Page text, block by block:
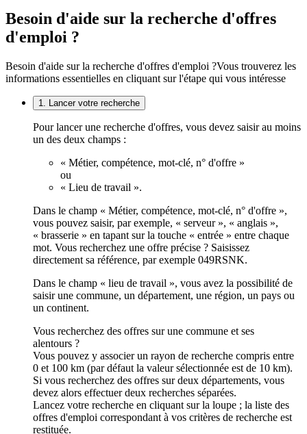
Besoin d'aide sur la recherche d'offres
d'emploi ?
Besoin d'aide sur la recherche d'offres d'emploi ?Vous trouverez les
informations essentielles en cliquant sur l'étape qui vous intéresse
1. Lancer votre recherche
Pour lancer une recherche d'offres, vous devez saisir au moins
un des deux champs :
« Métier, compétence, mot-clé, n° d'offre »
ou
« Lieu de travail ».
Dans le champ « Métier, compétence, mot-clé, n° d'offre »,
vous pouvez saisir, par exemple, « serveur », « anglais »,
« brasserie » en tapant sur la touche « entrée » entre chaque
mot. Vous recherchez une offre précise ? Saisissez
directement sa référence, par exemple 049RSNK.
Dans le champ « lieu de travail », vous avez la possibilité de
saisir une commune, un département, une région, un pays ou
un continent.
Vous recherchez des offres sur une commune et ses
alentours ?
Vous pouvez y associer un rayon de recherche compris entre
0 et 100 km (par défaut la valeur sélectionnée est de 10 km).
Si vous recherchez des offres sur deux départements, vous
devez alors effectuer deux recherches séparées.
Lancez votre recherche en cliquant sur la loupe ; la liste des
offres d'emploi correspondant à vos critères de recherche est
restituée.